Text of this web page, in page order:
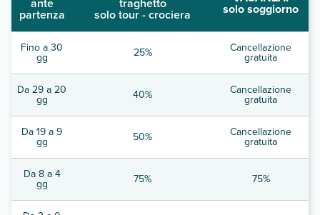
partenza solo tour - crociera solo soggiorno
Fino a 30
gg 25% Cancellazione
gratuita
Da 29 a 20
gg 40% Cancellazione
gratuita
Da 19 a 9
gg 50% Cancellazione
gratuita
Da 8 a 4
gg 75% 75%